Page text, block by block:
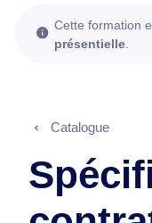
Cette formation
présentielle
Catalogue